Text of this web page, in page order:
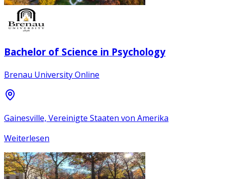
Bachelor of Science in Psychology
Brenau University Online
Gainesville, Vereinigte Staaten von Amerika
Weiterlesen